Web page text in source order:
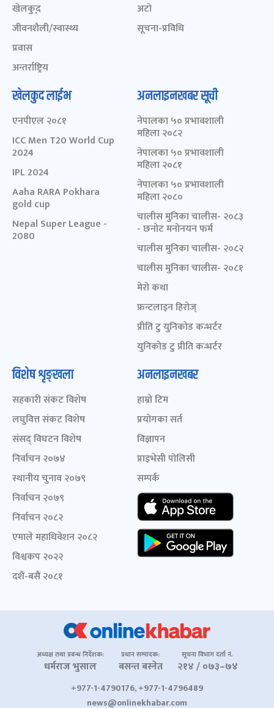
खेलकुद़़
जीवनशैली/स्वास्थ्य
प्रवास
अन्तर्राष्ट्रिय
अटो
सूचना-प्रविधि
खेलकुद लाईभ
एनपीएल २०८१
ICC Men T20 World Cup
2024
IPL 2024
Aaha RARA Pokhara
gold cup
Nepal Super League -
2080
अनलाइनखबर सूची
नेपालका ५० प्रभावशाली
महिला २०८२
नेपालका ५० प्रभावशाली
महिला २०८१
नेपालका ५० प्रभावशाली
महिला २०८०
चालीस मुनिका चालीस- २०८३
- छनोट मनोनयन फर्म
चालीस मुनिका चालीस- २०८२
चालीस मुनिका चालीस- २०८१
मेरो कथा
फ्रन्टलाइन हिरोज्
प्रीति टु युनिकोड कन्भर्टर
युनिकोड टु प्रीति कन्भर्टर
विशेष शृङ्खला
सहकारी संकट विशेष
लघुवित्त संकट विशेष
संसद् विघटन विशेष
निर्वाचन २०७४
स्थानीय चुनाव २०७९
निर्वाचन २०७९
निर्वाचन २०८२
एमाले महाधिवेशन २०८२
विश्वकप २०२२
दशैं-बसैं २०८१
अनलाइनखबर
हाम्रो टिम
प्रयोगका सर्त
विज्ञापन
प्राइभेसी पोलिसी
सम्पर्क
अध्यक्ष तथा प्रबन्ध निर्देशक:
धर्मराज भुसाल
प्रधान सम्पादक:
बसन्त बस्नेत
सूचना विभाग दर्ता नं.
२१४ / ०७३–७४
+977-1-4790176, +977-1-4796489
news@onlinekhabar.com